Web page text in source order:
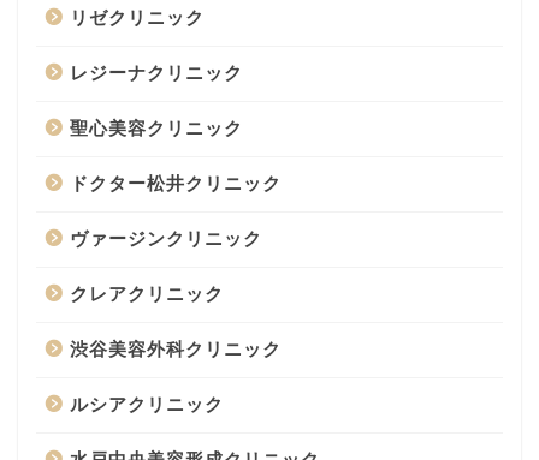
リゼクリニック
レジーナクリニック
聖心美容クリニック
ドクター松井クリニック
ヴァージンクリニック
クレアクリニック
渋谷美容外科クリニック
ルシアクリニック